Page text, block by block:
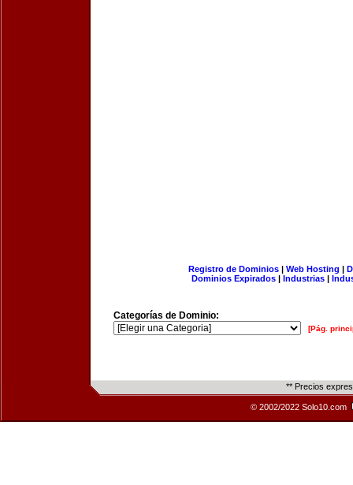
Registro de Dominios| Web Hosting |
Dominios Expirados | Industrias |
Categorías de Dominio:
[Pág.
** Precios
© 2002/2022 Solo10.com